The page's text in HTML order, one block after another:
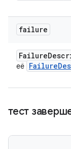
failure
Failure
её Failure
тест